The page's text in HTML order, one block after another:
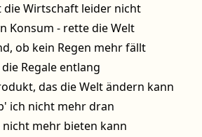
Wirtschaft leider nicht
Konsum - rette die Welt
ob kein Regen mehr fällt
Regale entlang
das die Welt ändern kann
ich nicht mehr dran
nicht mehr bieten kann